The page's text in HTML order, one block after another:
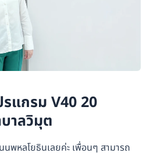
แกรม V40 20
าลวิมุต
พหลโยธินเลยค่ะ เพื่อนๆ สามารถ